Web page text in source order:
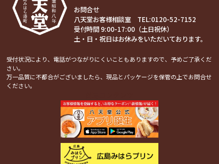
お問合せ
八天堂お客様相談室 TEL:0120-52-7152
受付時間 9:00-17:00（土日祝休）
土・日・祝日はお休みをいただいております。
受付状況により、電話がつながりにくいこともありますので、予めご了承くだ
さい。
万一品質に不都合がございましたら、現品とパッケージを保管の上でお問合せ
ください。